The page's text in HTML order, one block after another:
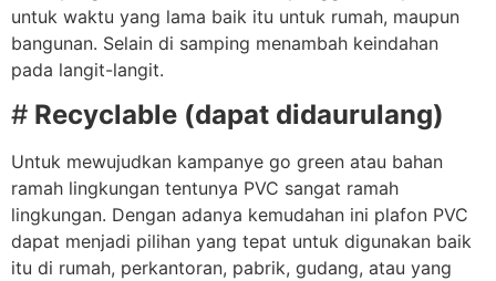
untuk waktu yang lama baik itu untuk rumah, maupun
bangunan. Selain di samping menambah keindahan
pada langit-langit.
# Recyclable (dapat didaurulang)
Untuk mewujudkan kampanye go green atau bahan
ramah lingkungan tentunya PVC sangat ramah
lingkungan. Dengan adanya kemudahan ini plafon PVC
dapat menjadi pilihan yang tepat untuk digunakan baik
itu di rumah, perkantoran, pabrik, gudang, atau yang